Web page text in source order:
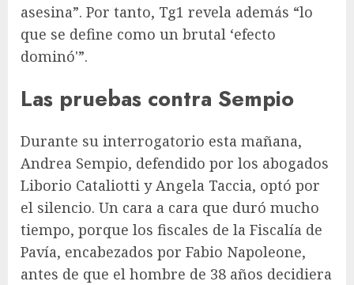
asesina”. Por tanto, Tg1 revela además “lo
que se define como un brutal ‘efecto
dominó'”.
Las pruebas contra Sempio
Durante su interrogatorio esta mañana,
Andrea Sempio, defendido por los abogados
Liborio Cataliotti y Angela Taccia, optó por
el silencio. Un cara a cara que duró mucho
tiempo, porque los fiscales de la Fiscalía de
Pavía, encabezados por Fabio Napoleone,
antes de que el hombre de 38 años decidiera